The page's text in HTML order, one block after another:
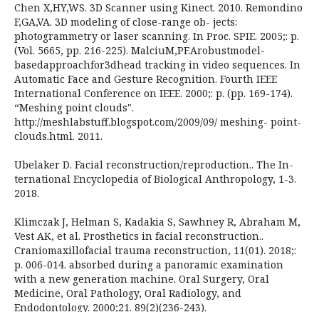
Chen X,HY,WS. 3D Scanner using Kinect. 2010. Remondino
F,GA,VA. 3D modeling of close-range ob- jects:
photogrammetry or laser scanning. In Proc. SPIE. 2005;: p.
(Vol. 5665, pp. 216-225). MalciuM,PF.Arobustmodel-
basedapproachfor3dhead tracking in video sequences. In
Automatic Face and Gesture Recognition. Fourth IEEE
International Conference on IEEE. 2000;: p. (pp. 169-174).
“Meshing point clouds".
http://meshlabstuff.blogspot.com/2009/09/ meshing- point-
clouds.html. 2011.
Ubelaker D. Facial reconstruction/reproduction.. The In-
ternational Encyclopedia of Biological Anthropology, 1-3.
2018.
Klimczak J, Helman S, Kadakia S, Sawhney R, Abraham M,
Vest AK, et al. Prosthetics in facial reconstruction..
Craniomaxillofacial trauma reconstruction, 11(01). 2018;:
p. 006-014. absorbed during a panoramic examination
with a new generation machine. Oral Surgery, Oral
Medicine, Oral Pathology, Oral Radiology, and
Endodontology. 2000;21. 89(2)(236-243).